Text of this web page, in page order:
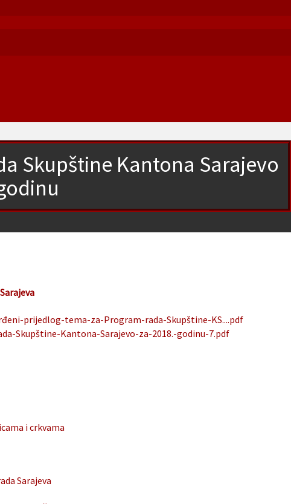
Skupštine Kantona Sarajevo
prijedlog-tema-za-Program-rada-Skupštine-KS....pdf
Skupštine-Kantona-Sarajevo-za-2018.-godinu-7.pdf
i crkvama
Sarajeva